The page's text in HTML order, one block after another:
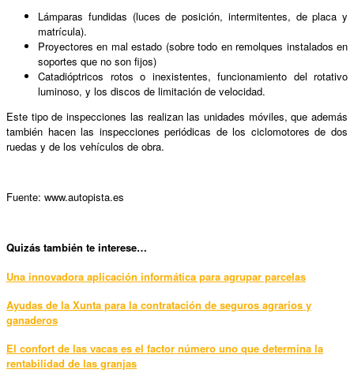
Lámparas fundidas (luces de posición, intermitentes, de placa y
matrícula).
Proyectores en mal estado (sobre todo en remolques instalados en
soportes que no son fijos)
Catadióptricos rotos o inexistentes, funcionamiento del rotativo
luminoso, y los discos de limitación de velocidad.
Este tipo de inspecciones las realizan las unidades móviles, que además
también hacen las inspecciones periódicas de los ciclomotores de dos
ruedas y de los vehículos de obra.
Fuente: www.autopista.es
Quizás también te interese…
Una innovadora aplicación informática para agrupar parcelas
Ayudas de la Xunta para la contratación de seguros agrarios y
ganaderos
El confort de las vacas es el factor número uno que determina la
rentabilidad de las granjas